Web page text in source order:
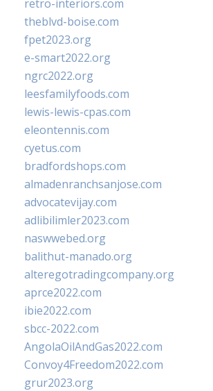
retro-interiors.com
theblvd-boise.com
fpet2023.org
e-smart2022.org
ngrc2022.org
leesfamilyfoods.com
lewis-lewis-cpas.com
eleontennis.com
cyetus.com
bradfordshops.com
almadenranchsanjose.com
advocatevijay.com
adlibilimler2023.com
naswwebed.org
balithut-manado.org
alteregotradingcompany.org
aprce2022.com
ibie2022.com
sbcc-2022.com
AngolaOilAndGas2022.com
Convoy4Freedom2022.com
grur2023.org